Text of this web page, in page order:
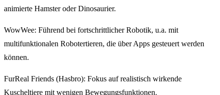
animierte Hamster oder Dinosaurier.
WowWee: Führend bei fortschrittlicher Robotik, u.a. mit
multifunktionalen Robotertieren, die über Apps gesteuert werden
können.
FurReal Friends (Hasbro): Fokus auf realistisch wirkende
Kuscheltiere mit wenigen Bewegungsfunktionen.